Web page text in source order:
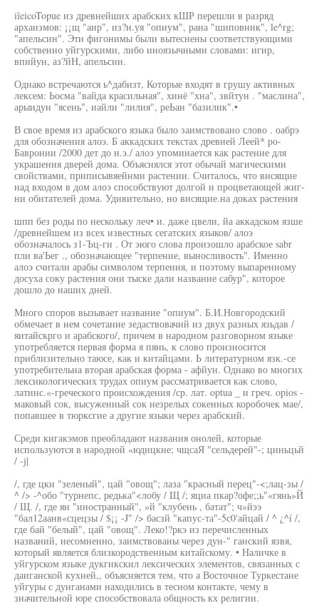
iîeicoTopue из древнейших арабских кШР перешли в разряд
архаизмов: ¡¡щ "аир", из?н.уя "опиум", рана "шиповник", le^rg;
"апельсин". Эти фигонимы были вытеснены соответствующими
собственно уйгурскими, либо иноязычными словами: игир,
впийун, аз?йН, апельсин.
Однако встречаются ь^дабизт, Которые входят в грушу активных
лексем: Ьосма "вайда красильная", хинё "хна", звйтун . "маслина",
арыидун "ясень", иайли "лилия", реЬан "базилик".•
В свое время из арабского языка было заимствовано слово . оабрэ
для обозначения алоэ. Б аккадских текстах древней Леей* ро-
Бавронии /2000 дет до н.э./ алоэ упоминается как растение для
украшения дверей дома. Объяснялся этот обычай магическими
свойствами, приписывяейнми растении. Считалось, что висящие
над входом в дом алоэ способствуют долгой и процветающей жиг-
ни обитателей дома. Удивительно, но висящие.на доках растения
шпп без роды по нескольку леч• и. даже цвели, йа аккадском язше
/древнейшем из всех известных сегатских языков/ алоэ
обозначалось з1-Ъц-ги . От эюго слова произошло арабское sabr
пли ва'Ьег ., обозначающее "терпение, выносливость". Именно
алоэ считали арабы символом терпения, и поэтому выпаренному
досуха соку растения они тыске дали название сабур", которое
дошло до наших дней.
Много споров вызывает название "опиум". Б.И.Новгородский
обмечает в нем сочетание зедаствовачий из двух разных язьдав /
яитайскрго и арабского/, причем в народном разговорном языке
употребляется первая форма я пянь, к слово произносится
приблизительно таюсе, как и китайцами. Ь литературном язк.-се
употребительна вторая арабская форма - афйун. Однако во многих
лексикологических трудах опиум рассматривается как слово,
латинс.«-греческого происхождения /ср. лат. optua _ и греч. opios -
маковый сок, высуженный сок незрелых сокенных коробочек мае/,
попавшее в тюрксгие а другие языки через арабский.
Среди кигакэмов преобладают названия онолей, которые
используются в народной «юдицкне; чщсаЯ "сельдерей"-; циньцьй
/ -j|
/, где цкн "зеленый", цай "овощ"; лаза "красный перец"-<;лац-зы /
^ /> -^обо "турнепс, редька"<лобу / Щ /; яциа пкар?офе;;ь"«гянь»Й
/ Щ. /, где ян "иностранный", »й "клубень , батат"; ч»йээ
"бал12аанв«сцецзы / $¡¡ -J" /> басзй "капус-та"-5с0'айцай / ^ ¿^í /,
где бай "белый", цай "овощ". Леко!?ркэ из перечисленных
названий, несомненно, заимствованы через дун-" ганский язвя,
который является близкородственным китайскому. • Наличке в
уйгурском языке дукгикскил лексических элементов, связанных с
даиганской кухней,, объясняется тем, что а Восточное Туркестане
уйгуры с дунганами находились в тесном контакте, чему в
значительной юре способствовала общность кх религии.